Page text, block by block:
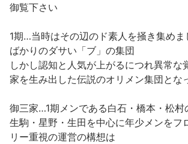
御覧下さい
1期…当時はその辺のド素人を掻き集めま
ばかりのダサい「ブ」の集団
しかし認知と人気が上がるにつれ異常な
家を生み出した伝説のオリメン集団とな
御三家…1期メンである白石・橋本・松村
生駒・星野・生田を中心に年少メンをフ
リー重視の運営の構想は